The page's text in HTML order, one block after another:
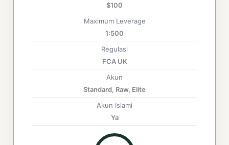
$100
Maximum Leverage
1:500
Regulasi
FCA UK
Akun
Standard, Raw, Elite
Akun Islami
Ya